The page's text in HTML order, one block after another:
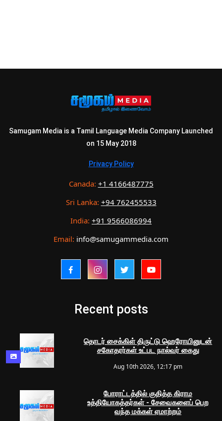
Samugam Media is a Tamil Language Media Company Launched
on 15 May 2018
Privacy Policy
Canada: +1 4166487775
Sri Lanka: +94 762455533
India: +91 9566086994
Email: info@samugammedia.com
Recent posts
தொடர் சைக்கிள் திருட்டு ஹெரோயினுடன்
சகோதரர்கள் உட்பட நால்வர் கைது
Aug 10th 2026, 12:17 pm
போராட்டத்தில் குதித்த கிராம
உத்தியோகத்தர்கள் - சேவைகளைப் பெற
வந்த மக்கள் ஏமாற்றம்